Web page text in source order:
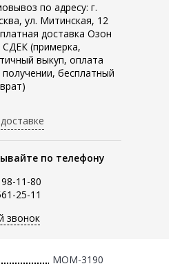
по адресу: г.
ул. Митинская, 12
доставка Озон
СДЕК (примерка,
выкуп, оплата
получении, бесплатный
по телефону
11-80
25-11
звонок
MOM-3190